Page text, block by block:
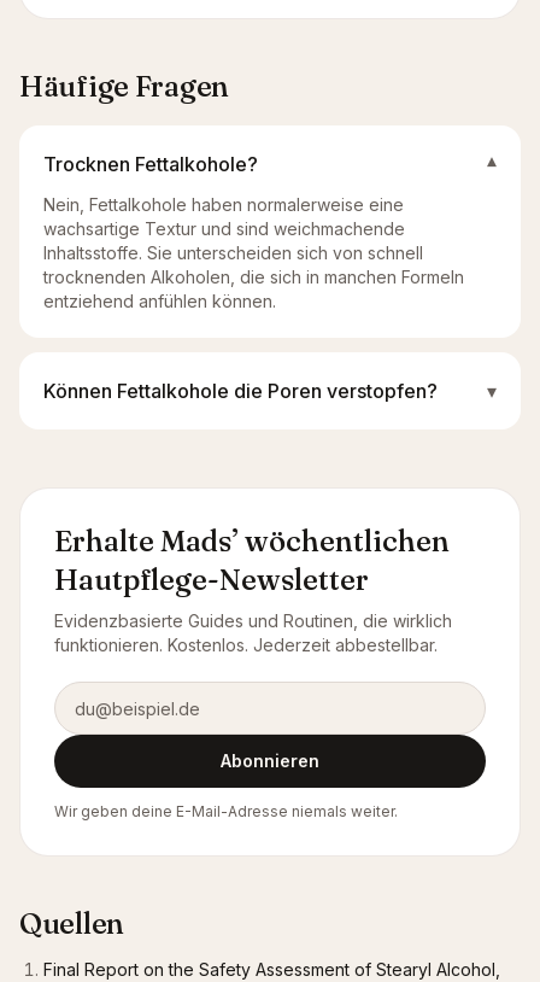
Häufige Fragen
Trocknen Fettalkohole? ▾
Nein, Fettalkohole haben normalerweise eine
wachsartige Textur und sind weichmachende
Inhaltsstoffe. Sie unterscheiden sich von schnell
trocknenden Alkoholen, die sich in manchen Formeln
entziehend anfühlen können.
Können Fettalkohole die Poren verstopfen? ▾
Erhalte Mads’ wöchentlichen
Hautpflege-Newsletter
Evidenzbasierte Guides und Routinen, die wirklich
funktionieren. Kostenlos. Jederzeit abbestellbar.
E-Mail-Adresse
Abonnieren
Wir geben deine E-Mail-Adresse niemals weiter.
Quellen
Final Report on the Safety Assessment of Stearyl Alcohol,